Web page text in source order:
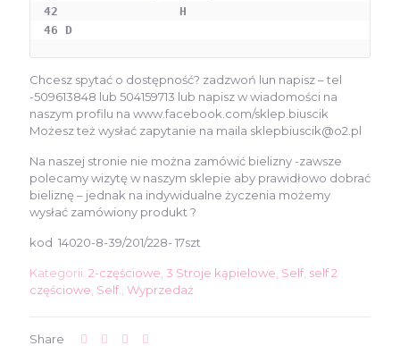
42                 H
46 D
Chcesz spytać o dostępność? zadzwoń lun napisz – tel
-509613848 lub 504159713 lub napisz w wiadomości na
naszym profilu na www.facebook.com/sklep.biuscik
Możesz też wysłać zapytanie na maila sklepbiuscik@o2.pl
Na naszej stronie nie można zamówić bielizny -zawsze
polecamy wizytę w naszym sklepie aby prawidłowo dobrać
bieliznę – jednak na indywidualne życzenia możemy
wysłać zamówiony produkt ?
kod 14020-8-39/201/228- 17szt
Kategorii: 2-częściowe 3 Stroje kąpielowe Self, self 2
częściowe Self. Wyprzedaż
Share